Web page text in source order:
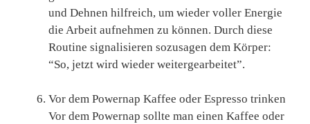
und Dehnen hilfreich, um wieder voller Energie
die Arbeit aufnehmen zu können. Durch diese
Routine signalisieren sozusagen dem Körper:
“So, jetzt wird wieder weitergearbeitet”.
Vor dem Powernap Kaffee oder Espresso trinken
Vor dem Powernap sollte man einen Kaffee oder